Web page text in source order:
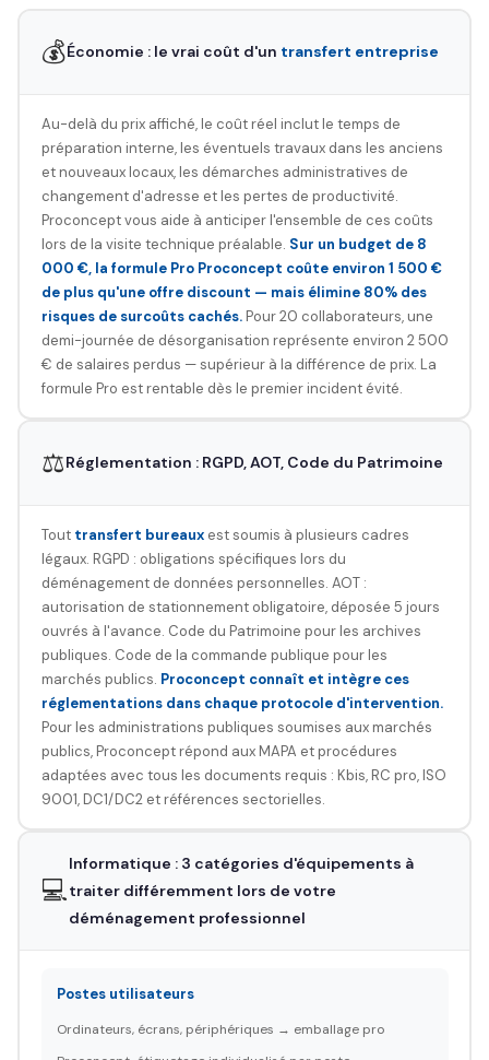
💰Économie : le vrai coût d'un transfert entreprise
Au-delà du prix affiché, le coût réel inclut le temps de
préparation interne, les éventuels travaux dans les anciens
et nouveaux locaux, les démarches administratives de
changement d'adresse et les pertes de productivité.
Proconcept vous aide à anticiper l'ensemble de ces coûts
lors de la visite technique préalable. Sur un budget de 8
000 €, la formule Pro Proconcept coûte environ 1 500 €
de plus qu'une offre discount — mais élimine 80% des
risques de surcoûts cachés.Pour 20 collaborateurs, une
demi-journée de désorganisation représente environ 2 500
€ de salaires perdus — supérieur à la différence de prix. La
formule Pro est rentable dès le premier incident évité.
⚖️Réglementation : RGPD, AOT, Code du Patrimoine
Tout transfert bureauxest soumis à plusieurs cadres
légaux. RGPD : obligations spécifiques lors du
déménagement de données personnelles. AOT :
autorisation de stationnement obligatoire, déposée 5 jours
ouvrés à l'avance. Code du Patrimoine pour les archives
publiques. Code de la commande publique pour les
marchés publics. Proconcept connaît et intègre ces
réglementations dans chaque protocole d'intervention.
Pour les administrations publiques soumises aux marchés
publics, Proconcept répond aux MAPA et procédures
adaptées avec tous les documents requis : Kbis, RC pro, ISO
9001, DC1/DC2 et références sectorielles.
💻
Informatique : 3 catégories d'équipements à
traiter différemment lors de votre
déménagement professionnel
Postes utilisateurs
Ordinateurs, écrans, périphériques → emballage pro